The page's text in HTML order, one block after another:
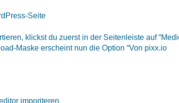
Seite
klickst du zuerst in der Seitenleiste auf
Maske erscheint nun die Option “Von pixx.io